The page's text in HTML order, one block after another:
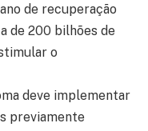
de recuperação
de 200 bilhões de
o
deve implementar
previamente